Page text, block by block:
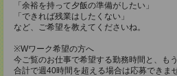
「余裕を持って夕飯の準備がしたい」
「できれば残業はしたくない」
など、ご希望を教えてくださいね。
※Wワーク希望の方へ
今ご覧のお仕事で希望する勤務時間と、も
合計で週40時間を超える場合は応募できませ